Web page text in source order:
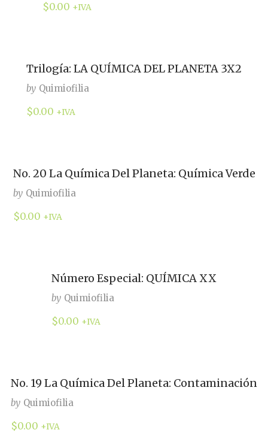
$0.00 +IVA
Trilogía: LA QUÍMICA DEL PLANETA 3X2
by Quimiofilia
$0.00 +IVA
No. 20 La Química Del Planeta: Química Verde
by Quimiofilia
$0.00 +IVA
Número Especial: QUÍMICA XX
by Quimiofilia
$0.00 +IVA
No. 19 La Química Del Planeta: Contaminación
by Quimiofilia
$0.00 +IVA